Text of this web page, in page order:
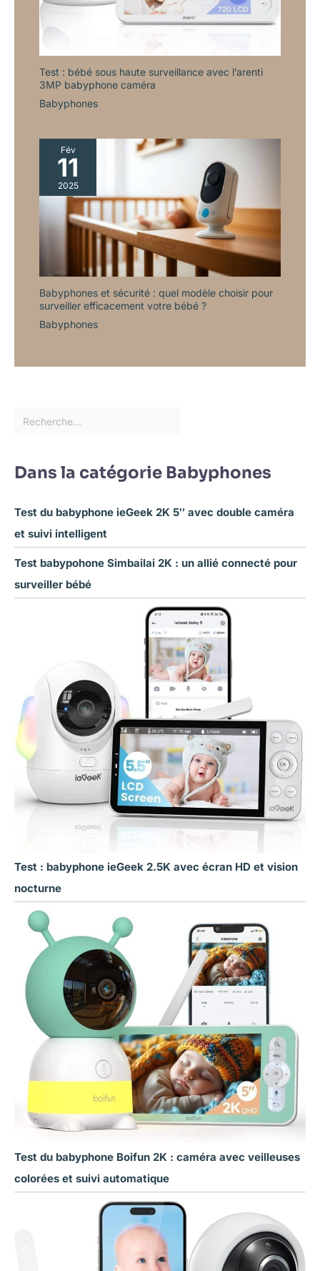
alimentation stable. Par ailleurs, en faible luminosité, la caméra
passe automatiquement en mode vision nocturne infrarouge,
affichant une image en noir et blanc, ce qui est un
Test : bébé sous haute surveillance avec l’arenti
3MP babyphone caméra
Babyphones
Fév
11
2025
Babyphones et sécurité : quel modèle choisir pour
surveiller efficacement votre bébé ?
Babyphones
Dans la catégorie Babyphones
Test du babyphone ieGeek 2K 5″ avec double caméra
et suivi intelligent
Test babypohone Simbailai 2K : un allié connecté pour
surveiller bébé
Test : babyphone ieGeek 2.5K avec écran HD et vision
nocturne
Test du babyphone Boifun 2K : caméra avec veilleuses
colorées et suivi automatique